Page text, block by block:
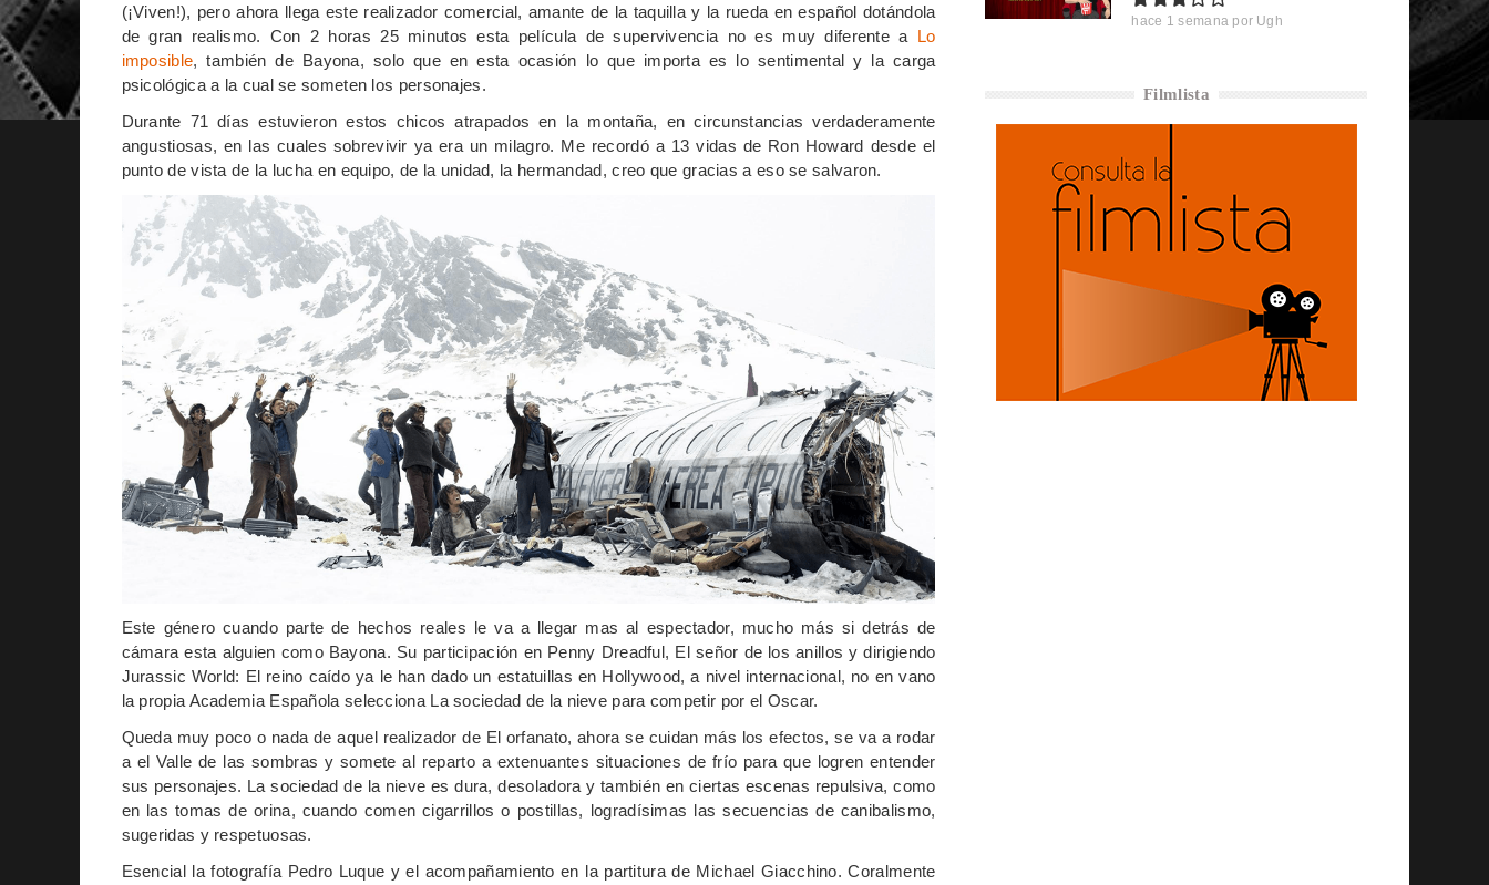
(¡Viven!), pero ahora llega este realizador comercial, amante de la taquilla y la rueda en español dotándola
de gran realismo. Con 2 horas 25 minutos esta película de supervivencia no es muy diferente a Lo
imposible, también de Bayona, solo que en esta ocasión lo que importa es lo sentimental y la carga
psicológica a la cual se someten los personajes.
Durante 71 días estuvieron estos chicos atrapados en la montaña, en circunstancias verdaderamente
angustiosas, en las cuales sobrevivir ya era un milagro. Me recordó a 13 vidas de Ron Howard desde el
punto de vista de la lucha en equipo, de la unidad, la hermandad, creo que gracias a eso se salvaron.
Este género cuando parte de hechos reales le va a llegar mas al espectador, mucho más si detrás de
cámara esta alguien como Bayona. Su participación en Penny Dreadful, El señor de los anillos y dirigiendo
Jurassic World: El reino caído ya le han dado un estatuillas en Hollywood, a nivel internacional, no en vano
la propia Academia Española selecciona La sociedad de la nieve para competir por el Oscar.
Queda muy poco o nada de aquel realizador de El orfanato, ahora se cuidan más los efectos, se va a rodar
a el Valle de las sombras y somete al reparto a extenuantes situaciones de frío para que logren entender
sus personajes. La sociedad de la nieve es dura, desoladora y también en ciertas escenas repulsiva, como
en las tomas de orina, cuando comen cigarrillos o postillas, logradísimas las secuencias de canibalismo,
sugeridas y respetuosas.
Esencial la fotografía Pedro Luque y el acompañamiento en la partitura de Michael Giacchino. Coralmente
hace 1 semana por Ugh
Filmlista